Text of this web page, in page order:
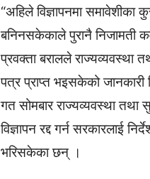
“अहिले विज्ञापनमा
बनिनसकेकाले पुरानै निजामती
प्रवक्ता बरालले राज्यव्यवस्था
पत्र प्राप्त भइसकेको जानकारी
गत सोमबार राज्यव्यवस्था
विज्ञापन रद्द गर्न सरकारलाई
भरिसकेका छन् ।